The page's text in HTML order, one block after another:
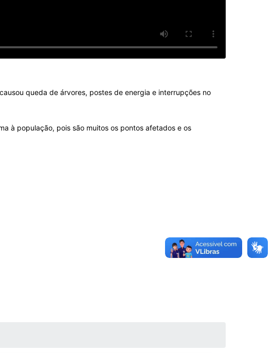
queda de árvores, postes de energia e interrupções no
à população, pois são muitos os pontos afetados e os